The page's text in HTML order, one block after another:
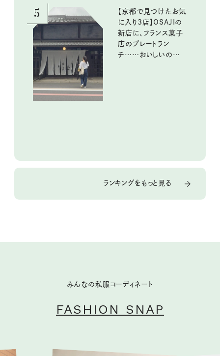
5
【京都で見つけたお気
に入り3店】OSAJIの
新店に、フランス菓子
店のプレートラン
チ……おいしいのんび
ランキングをもっと見る
みんなの私服コーディネート
FASHION SNAP